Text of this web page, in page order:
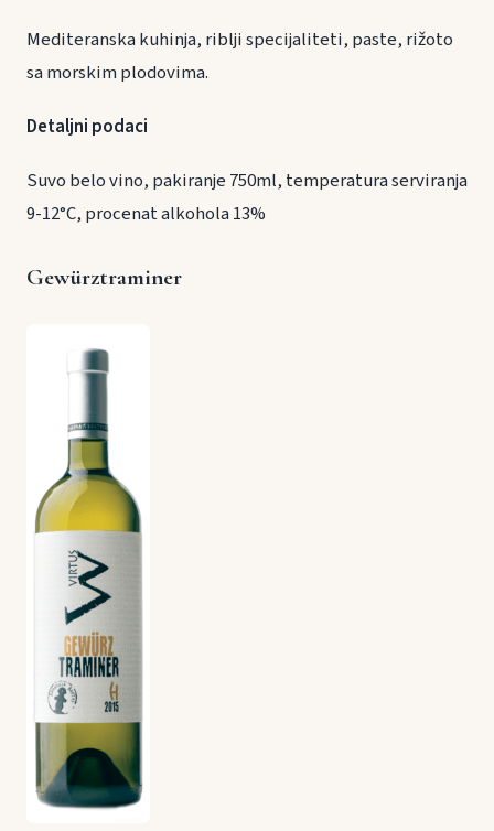
Mediteranska kuhinja, riblji specijaliteti, paste, rižoto
sa morskim plodovima.
Detaljni podaci
Suvo belo vino, pakiranje 750ml, temperatura serviranja
9-12°C, procenat alkohola 13%
Gewürztraminer